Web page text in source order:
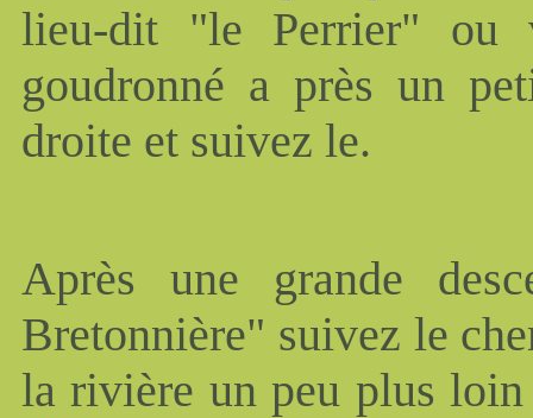
lieu-dit "le Perrier" ou
goudronné a près un
droite et suivez le.
Après une grande
Bretonnière" suivez le
la rivière un peu plus